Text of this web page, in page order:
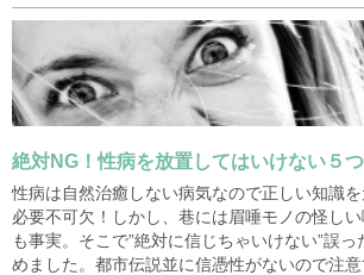
絶対NG！性病を放置してはいけない５
性病は自然治癒しない病気なので正しい知識
必要不可欠！しかし、巷には眉唾モノの怪し
も事実。そこで”絶対に信じちゃいけない”誤っ
めました。都市伝説並に信憑性がないので注意